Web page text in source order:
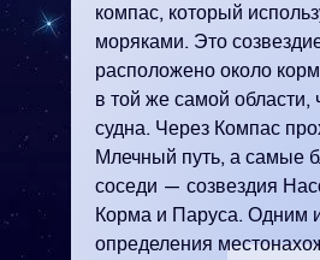
компас, который
моряками. Это
расположено около
в той же самой области,
судна. Через Компас
Млечный путь, а самые
соседи — созвездия
Корма и Паруса. Одним
определения